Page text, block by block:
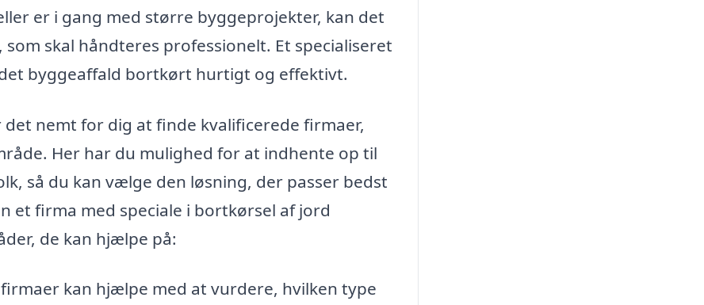
er i gang med større byggeprojekter, kan det
skal håndteres professionelt. Et specialiseret
byggeaffald bortkørt hurtigt og effektivt.
nemt for dig at finde kvalificerede firmaer,
Her har du mulighed for at indhente op til
så du kan vælge den løsning, der passer bedst
et firma med speciale i bortkørsel af jord
de kan hjælpe på:
kan hjælpe med at vurdere, hvilken type